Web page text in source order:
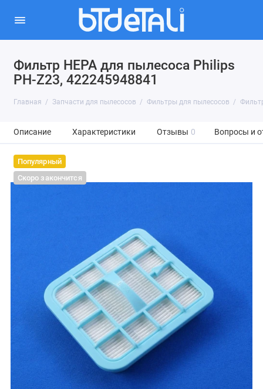
Фильтр HEPA для пылесоса Philips
PH-Z23, 422245948841
Главная Запчасти для пылесосов Фильтры для пылесосов
Описание Характеристики Отзывы 0 Вопросы и
Популярный
Скоро закончится